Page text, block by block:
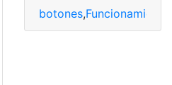
botones,Funcionamiento